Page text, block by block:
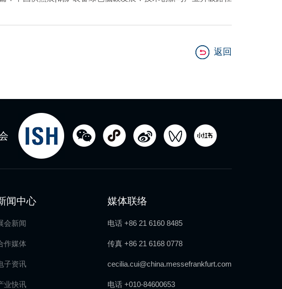
返回
闻中心
会新闻
作媒体
子资讯
业快讯
媒体联络
电话 +86 21 6160 8485
传真 +86 21 6168 0778
cecilia.cui@china.messefrankfurt.com
电话 +010-84600653